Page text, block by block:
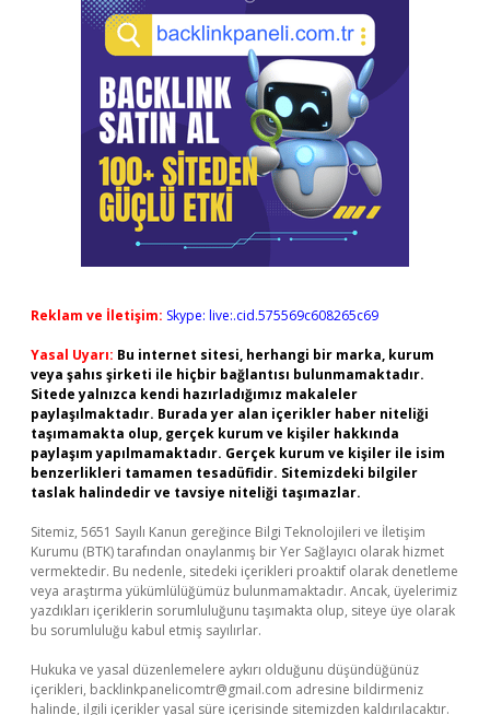
Reklam ve İletişim: Skype: live:.cid.575569c608265c69
Yasal Uyarı: Bu internet sitesi, herhangi bir marka, kurum
veya şahıs şirketi ile hiçbir bağlantısı bulunmamaktadır.
Sitede yalnızca kendi hazırladığımız makaleler
paylaşılmaktadır. Burada yer alan içerikler haber niteliği
taşımamakta olup, gerçek kurum ve kişiler hakkında
paylaşım yapılmamaktadır. Gerçek kurum ve kişiler ile isim
benzerlikleri tamamen tesadüfidir. Sitemizdeki bilgiler
taslak halindedir ve tavsiye niteliği taşımazlar.
Sitemiz, 5651 Sayılı Kanun gereğince Bilgi Teknolojileri ve İletişim
Kurumu (BTK) tarafından onaylanmış bir Yer Sağlayıcı olarak hizmet
vermektedir. Bu nedenle, sitedeki içerikleri proaktif olarak denetleme
veya araştırma yükümlülüğümüz bulunmamaktadır. Ancak, üyelerimiz
yazdıkları içeriklerin sorumluluğunu taşımakta olup, siteye üye olarak
bu sorumluluğu kabul etmiş sayılırlar.
Hukuka ve yasal düzenlemelere aykırı olduğunu düşündüğünüz
içerikleri, backlinkpanelicomtr@gmail.com adresine bildirmeniz
halinde, ilgili içerikler yasal süre içerisinde sitemizden kaldırılacaktır.